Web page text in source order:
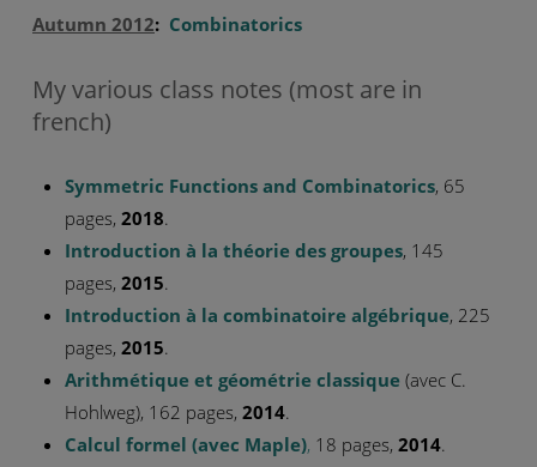
Autumn 2012: Combinatorics
My various class notes (most are in
french)
Symmetric Functions and Combinatorics, 65
pages, 2018.
Introduction à la théorie des groupes, 145
pages, 2015.
Introduction à la combinatoire algébrique, 225
pages, 2015.
Arithmétique et géométrie classique (avec C.
Hohlweg), 162 pages, 2014.
Calcul formel (avec Maple), 18 pages, 2014.